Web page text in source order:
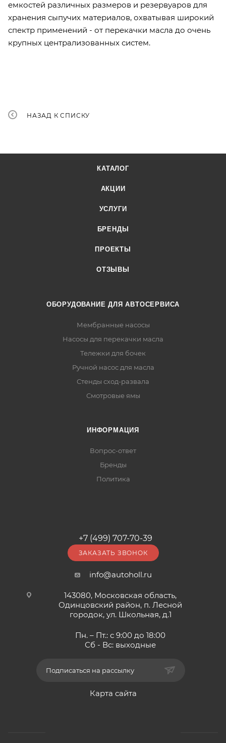
емкостей различных размеров и резервуаров для
хранения сыпучих материалов, охватывая широкий
спектр применений - от перекачки масла до очень
крупных централизованных систем.
НАЗАД К СПИСКУ
КАТАЛОГ
АКЦИИ
УСЛУГИ
БРЕНДЫ
ПРОЕКТЫ
ОТЗЫВЫ
ОБОРУДОВАНИЕ ДЛЯ АВТОСЕРВИСА
Мембранные насосы
Насосы для перекачки масла
Тележки для бочек
Ручной насос для масла
Стенды сход-развала
Смотровые ямы
ИНФОРМАЦИЯ
Вопрос-ответ
Бренды
Политика
+7 (499) 707-70-39
ЗАКАЗАТЬ ЗВОНОК
info@autoholl.ru
143080, Московская область,
Одинцовский район, п. Лесной
городок, ул. Школьная, д.1
Пн. – Пт.: с 9:00 до 18:00
Сб - Вс: выходные
Подписаться на рассылку
Карта сайта